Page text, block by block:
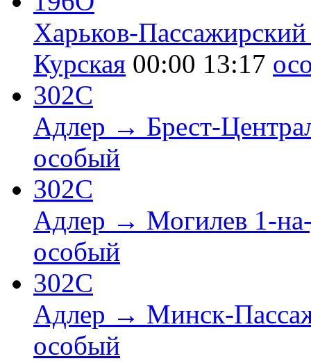
Харьков-
Курская 00:00 13:17
302С
Адлер → Брест-
особый
302С
Адлер → Могилев 1-
особый
302С
Адлер → Минск-
особый